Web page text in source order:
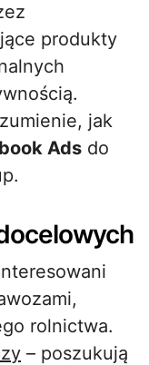
produkty
jak
Ads do
rolnictwa.
– poszukują